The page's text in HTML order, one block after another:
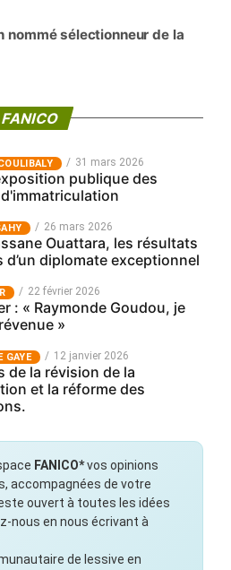
nommé sélectionneur de la
FANICO
31 mars 2026
publique des
26 mars 2026
Ouattara, les résultats
d’un diplomate exceptionnel
22 février 2026
: « Raymonde Goudou, je
»
GAYE 12 janvier 2026
de la révision de la
et la réforme des
FANICO*vos opinions
accompagnées de votre
ouvert à toutes les idées
nous en nous écrivant à
de lessive en